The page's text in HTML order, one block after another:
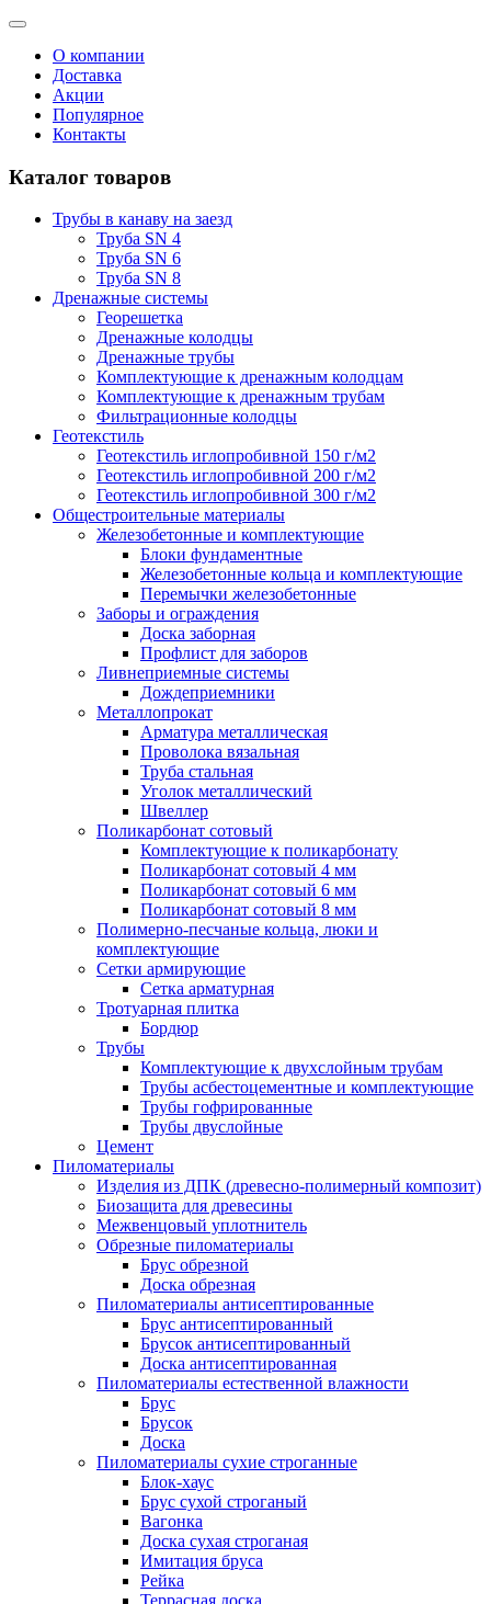
О компании
Доставка
Акции
Популярное
Контакты
Каталог товаров
Трубы в канаву на заезд
Труба SN 4
Труба SN 6
Труба SN 8
Дренажные системы
Георешетка
Дренажные колодцы
Дренажные трубы
Комплектующие к дренажным колодцам
Комплектующие к дренажным трубам
Фильтрационные колодцы
Геотекстиль
Геотекстиль иглопробивной 150 г/м2
Геотекстиль иглопробивной 200 г/м2
Геотекстиль иглопробивной 300 г/м2
Общестроительные материалы
Железобетонные и комплектующие
Блоки фундаментные
Железобетонные кольца и комплектующие
Перемычки железобетонные
Заборы и ограждения
Доска заборная
Профлист для заборов
Ливнеприемные системы
Дождеприемники
Металлопрокат
Арматура металлическая
Проволока вязальная
Труба стальная
Уголок металлический
Швеллер
Поликарбонат сотовый
Комплектующие к поликарбонату
Поликарбонат сотовый 4 мм
Поликарбонат сотовый 6 мм
Поликарбонат сотовый 8 мм
Полимерно-песчаные кольца, люки и
комплектующие
Сетки армирующие
Сетка арматурная
Тротуарная плитка
Бордюр
Трубы
Комплектующие к двухслойным трубам
Трубы асбестоцементные и комплектующие
Трубы гофрированные
Трубы двуслойные
Цемент
Пиломатериалы
Изделия из ДПК (древесно-полимерный композит)
Биозащита для древесины
Межвенцовый уплотнитель
Обрезные пиломатериалы
Брус обрезной
Доска обрезная
Пиломатериалы антисептированные
Брус антисептированный
Брусок антисептированный
Доска антисептированная
Пиломатериалы естественной влажности
Брус
Брусок
Доска
Пиломатериалы сухие строганные
Блок-хаус
Брус сухой строганый
Вагонка
Доска сухая строганая
Имитация бруса
Рейка